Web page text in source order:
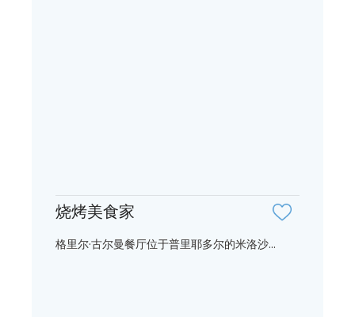
烧烤美食家
格里尔·古尔曼餐厅位于普里耶多尔的米洛沙...